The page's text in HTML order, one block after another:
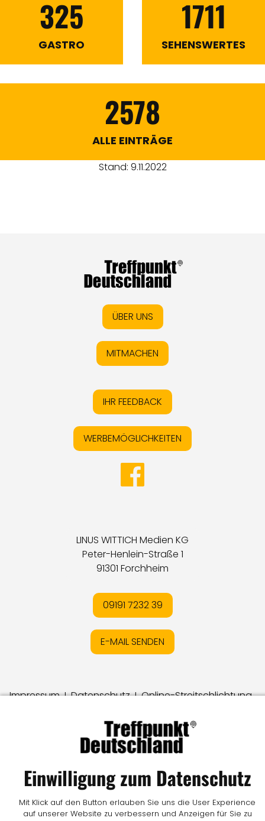
325
GASTRO
1711
SEHENSWERTES
2578
ALLE EINTRÄGE
Stand: 9.11.2022
ÜBER UNS
MITMACHEN
IHR FEEDBACK
WERBEMÖGLICHKEITEN
LINUS WITTICH Medien KG
Peter-Henlein-Straße 1
91301 Forchheim
09191 7232 39
E-MAIL SENDEN
ImpressumIDatenschutzIOnline-Streitschlichtung
© LW Medien GmbH
Einwilligung zum Datenschutz
Mit Klick auf den Button erlauben Sie uns die User Experience
auf unserer Website zu verbessern und Anzeigen für Sie zu